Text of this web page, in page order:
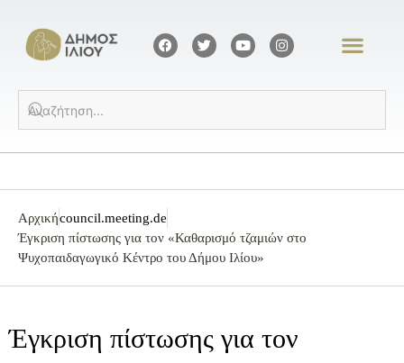
Αρχικήcouncil.meeting.de
Έγκριση πίστωσης για τον «Καθαρισμό τζαμιών στο
Ψυχοπαιδαγωγικό Κέντρο του Δήμου Ιλίου»
Έγκριση πίστωσης για τον